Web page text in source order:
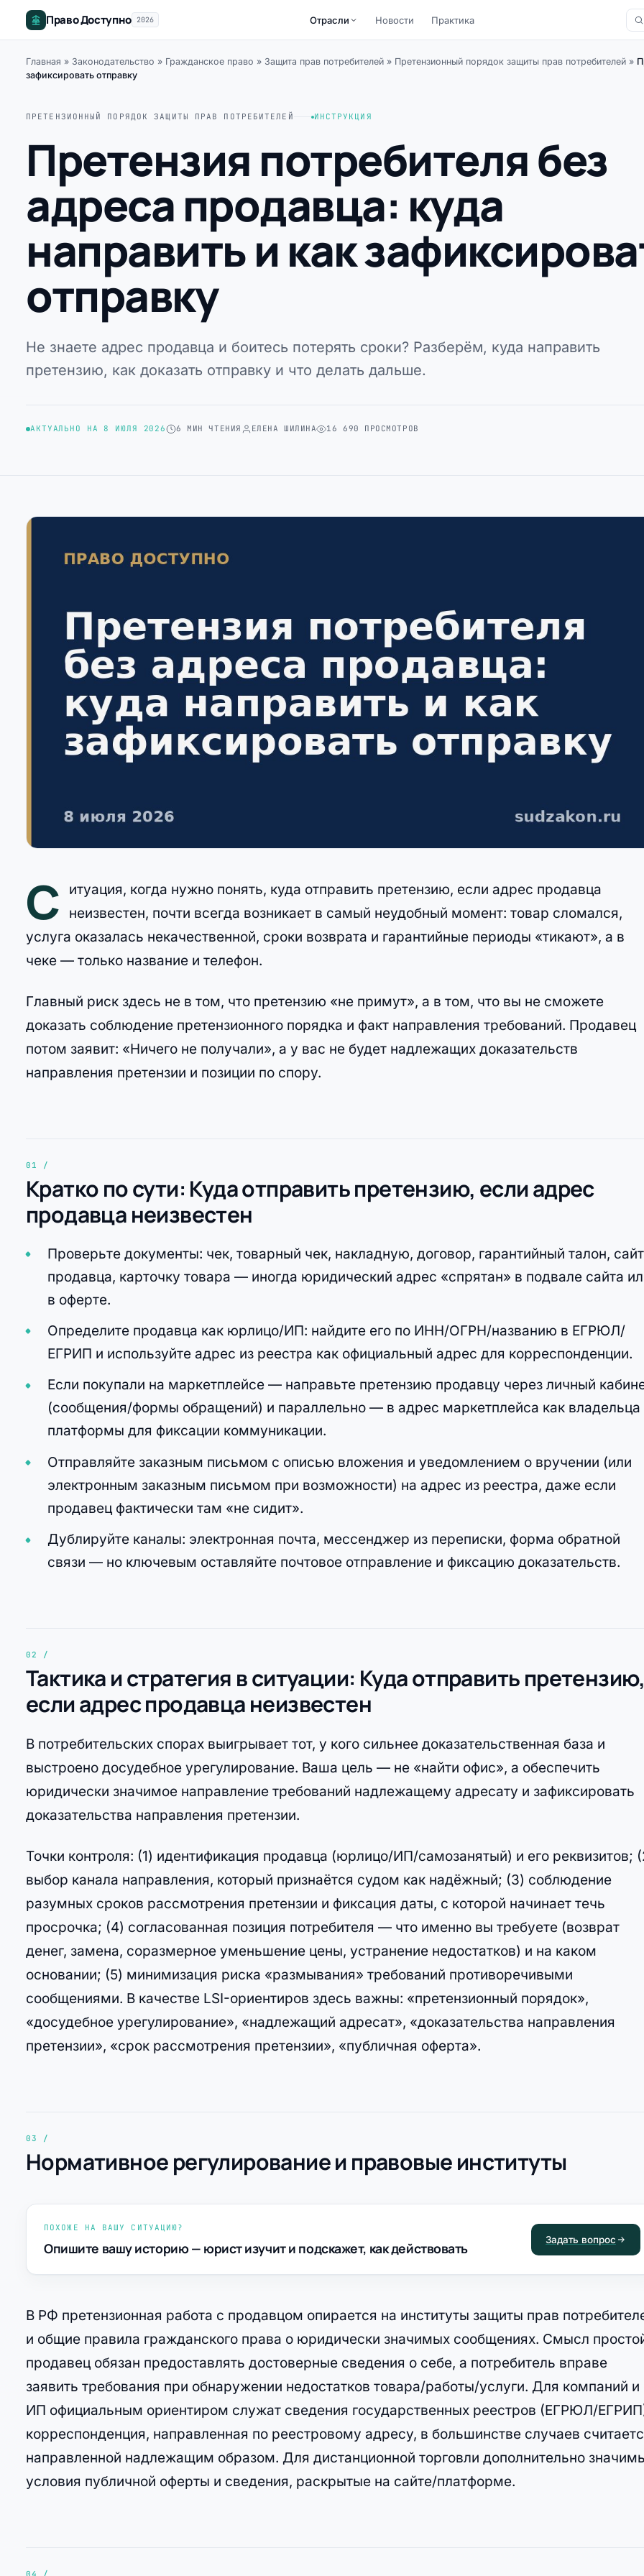
Право Доступно 2026 Отрасли Новости Практика
Главная » Законодательство » Гражданское право » Защита прав потребителей » Претензионный порядок защиты прав потребителей »
зафиксировать отправку
ПРЕТЕНЗИОННЫЙ ПОРЯДОК ЗАЩИТЫ ПРАВ ПОТРЕБИТЕЛЕЙ ИНСТРУКЦИЯ
Претензия потребителя без
адреса продавца: куда
направить и как
отправку
Не знаете адрес продавца и боитесь потерять сроки? Разберём, куда направить
претензию, как доказать отправку и что делать дальше.
АКТУАЛЬНО НА 8 ИЮЛЯ 2026 6 МИН ЧТЕНИЯ ЕЛЕНА ШИЛИНА 16 690 ПРОСМОТРОВ
С
итуация, когда нужно понять, куда отправить претензию, если адрес продавца
неизвестен, почти всегда возникает в самый неудобный момент: товар сломался,
услуга оказалась некачественной, сроки возврата и гарантийные периоды «тикают», а в
чеке — только название и телефон.
Главный риск здесь не в том, что претензию «не примут», а в том, что вы не сможете
доказать соблюдение претензионного порядка и факт направления требований. Продавец
потом заявит: «Ничего не получали», а у вас не будет надлежащих доказательств
направления претензии и позиции по спору.
Кратко по сути: Куда отправить претензию, если адрес
продавца неизвестен
Проверьте документы: чек, товарный чек, накладную, договор, гарантийный талон, сайт
продавца, карточку товара — иногда юридический адрес «спрятан» в подвале сайта
в оферте.
Определите продавца как юрлицо/ИП: найдите его по ИНН/ОГРН/названию в ЕГРЮЛ/
ЕГРИП и используйте адрес из реестра как официальный адрес для корреспонденции.
Если покупали на маркетплейсе — направьте претензию продавцу через личный
(сообщения/формы обращений) и параллельно — в адрес маркетплейса как владельца
платформы для фиксации коммуникации.
Отправляйте заказным письмом с описью вложения и уведомлением о вручении (или
электронным заказным письмом при возможности) на адрес из реестра, даже если
продавец фактически там «не сидит».
Дублируйте каналы: электронная почта, мессенджер из переписки, форма обратной
связи — но ключевым оставляйте почтовое отправление и фиксацию доказательств.
Тактика и стратегия в ситуации: Куда отправить
если адрес продавца неизвестен
В потребительских спорах выигрывает тот, у кого сильнее доказательственная база и
выстроено досудебное урегулирование. Ваша цель — не «найти офис», а обеспечить
юридически значимое направление требований надлежащему адресату и зафиксировать
доказательства направления претензии.
Точки контроля: (1) идентификация продавца (юрлицо/ИП/самозанятый) и его реквизитов;
выбор канала направления, который признаётся судом как надёжный; (3) соблюдение
разумных сроков рассмотрения претензии и фиксация даты, с которой начинает течь
просрочка; (4) согласованная позиция потребителя — что именно вы требуете (возврат
денег, замена, соразмерное уменьшение цены, устранение недостатков) и на каком
основании; (5) минимизация риска «размывания» требований противоречивыми
сообщениями. В качестве LSI-ориентиров здесь важны: «претензионный порядок»,
«досудебное урегулирование», «надлежащий адресат», «доказательства направления
претензии», «срок рассмотрения претензии», «публичная оферта».
Нормативное регулирование и правовые институты
ПОХОЖЕ НА ВАШУ СИТУАЦИЮ?
Опишите вашу историю — юрист изучит и подскажет, как действовать
Задать вопрос
В РФ претензионная работа с продавцом опирается на институты защиты прав
и общие правила гражданского права о юридически значимых сообщениях. Смысл
продавец обязан предоставлять достоверные сведения о себе, а потребитель вправе
заявить требования при обнаружении недостатков товара/работы/услуги. Для компаний и
ИП официальным ориентиром служат сведения государственных реестров (ЕГРЮЛ/
корреспонденция, направленная по реестровому адресу, в большинстве случаев
направленной надлежащим образом. Для дистанционной торговли дополнительно
условия публичной оферты и сведения, раскрытые на сайте/платформе.